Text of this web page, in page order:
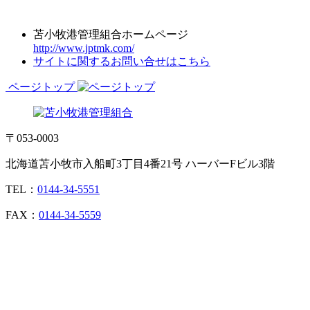
苫小牧港管理組合ホームページ
http://www.jptmk.com/
サイトに関するお問い合せはこちら
ページトップ
〒053-0003
北海道苫小牧市入船町3丁目4番21号 ハーバーFビル3階
TEL： 0144-34-5551
FAX： 0144-34-5559